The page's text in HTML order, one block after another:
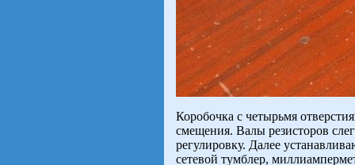
Коробочка с четырьмя
смещения. Валы резисторов
регулировку. Далее
сетевой тумблер,